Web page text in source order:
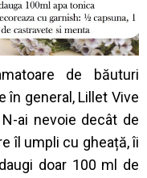
de băuturi
în general, Lillet Vive
ai nevoie decât de
îl umpli cu gheață, îi
doar 100 ml de